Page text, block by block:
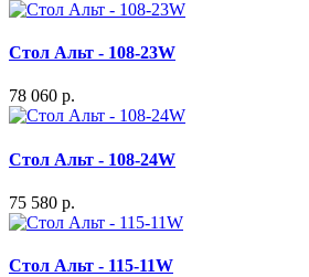
Стол Альт - 108-23W
78 060 р.
Стол Альт - 108-24W
75 580 р.
Стол Альт - 115-11W